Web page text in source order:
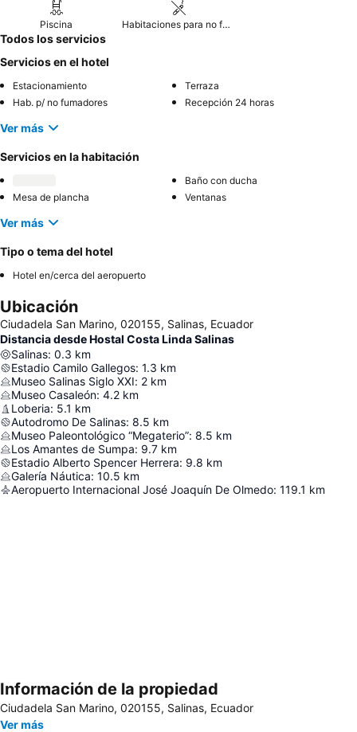
Piscina Habitaciones para no fumadores
Todos los servicios
Servicios en el hotel
Estacionamiento
Terraza
Hab. p/ no fumadores
Recepción 24 horas
Ver más
Servicios en la habitación
Baño con ducha
Mesa de plancha
Ventanas
Ver más
Tipo o tema del hotel
Hotel en/cerca del aeropuerto
Ubicación
Ciudadela San Marino, 020155, Salinas, Ecuador
Distancia desde Hostal Costa Linda Salinas
Salinas: 0.3 km
Estadio Camilo Gallegos: 1.3 km
Museo Salinas Siglo XXI: 2 km
Museo Casaleón: 4.2 km
Loberia: 5.1 km
Autodromo De Salinas: 8.5 km
Museo Paleontológico “Megaterio”: 8.5 km
Los Amantes de Sumpa: 9.7 km
Estadio Alberto Spencer Herrera: 9.8 km
Galería Náutica: 10.5 km
Aeropuerto Internacional José Joaquín De Olmedo: 119.1 km
Ampliar mapa
Información de la propiedad
Ciudadela San Marino, 020155, Salinas, Ecuador
Ver más